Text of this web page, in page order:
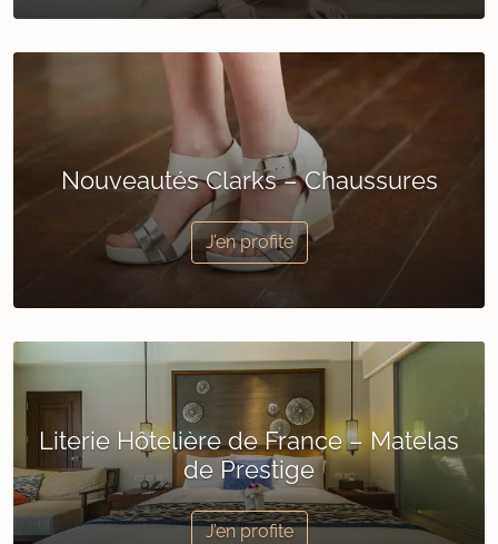
Nouveautés Clarks – Chaussures
J’en profite
Literie Hôtelière de France – Matelas
de Prestige
J’en profite